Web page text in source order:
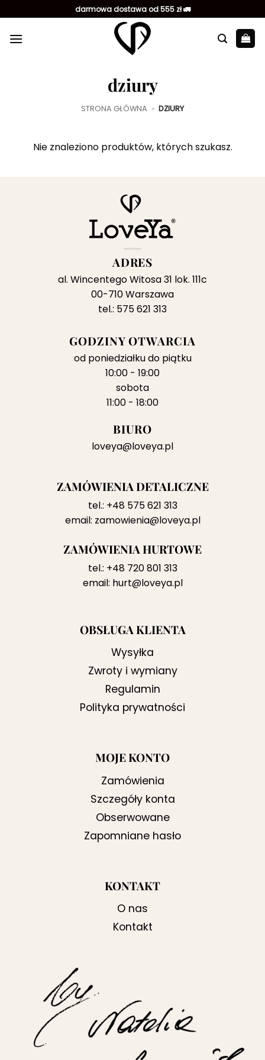
do
zawartości
darmowa dostawa od 555 zł 🚛
dziury
STRONA GŁÓWNA » DZIURY
Nie znaleziono produktów, których szukasz.
ADRES
al. Wincentego Witosa 31 lok. 111c
00-710 Warszawa
tel.: 575 621 313
GODZINY OTWARCIA
od poniedziałku do piątku
10:00 - 19:00
sobota
11:00 - 18:00
BIURO
loveya@loveya.pl
ZAMÓWIENIA DETALICZNE
tel.: +48 575 621 313
email: zamowienia@loveya.pl
ZAMÓWIENIA HURTOWE
tel.: +48 720 801 313
email: hurt@loveya.pl
OBSŁUGA KLIENTA
Wysyłka
Zwroty i wymiany
Regulamin
Polityka prywatności
MOJE KONTO
Zamówienia
Szczegóły konta
Obserwowane
Zapomniane hasło
KONTAKT
O nas
Kontakt